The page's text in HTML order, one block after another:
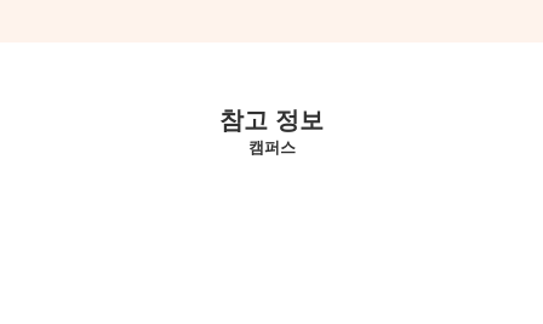
참고 정보
캠퍼스